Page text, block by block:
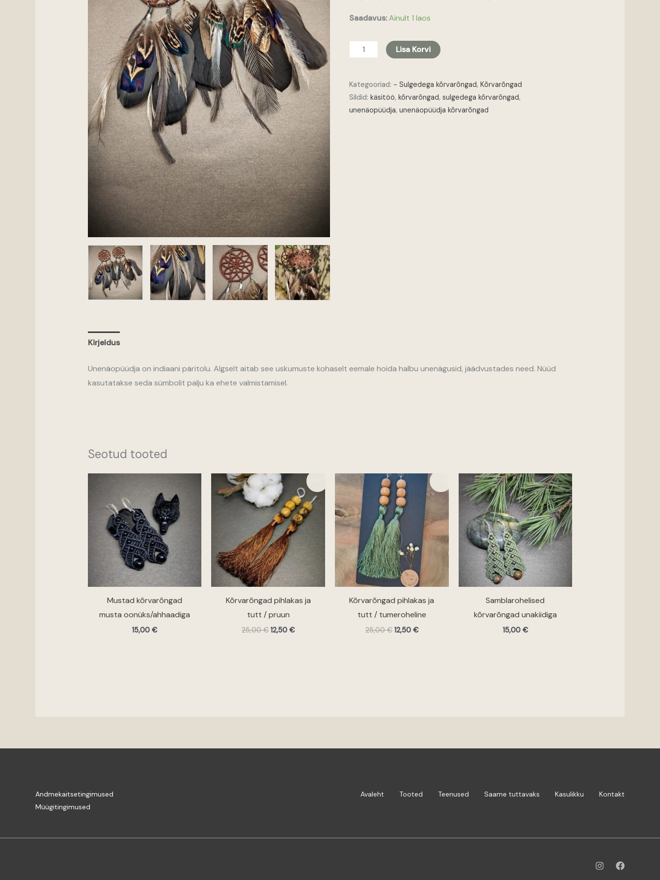
Saadavus:Ainult 1 laos
Lisa Korvi
Kategooriad: - Sulgedega kõrvarõngad,Kõrvarõngad
Sildid:käsitöö,kõrvarõngad,sulgedega kõrvarõngad,
unenäopüüdja,unenäopüüdja kõrvarõngad
Kirjeldus
Unenäopüüdja on indiaani päritolu. Algselt aitab see uskumuste kohaselt eemale hoida halbu unenägusid, jäädvustades need. Nüüd
kasutatakse seda sümbolit palju ka ehete valmistamisel.
Seotud tooted
Mustad kõrvarõngad
musta oonüks/ahhaadiga
15,00€
Kõrvarõngad pihlakas ja
tutt / pruun
25,00€
Algne
hind
oli:
25,00 €.
12,50€
Praegune
hind
on:
12,50 €.
Kõrvarõngad pihlakas ja
tutt / tumeroheline
25,00€
Algne
hind
oli:
25,00 €.
12,50 €
Praegune
hind
on:
12,50 €.
Samblarohelised
kõrvarõngad unakiidiga
15,00 €
Andmekaitsetingimused
Müügitingimused
Avaleht Tooted Teenused Saame tuttavaks Kasulikku Kontakt